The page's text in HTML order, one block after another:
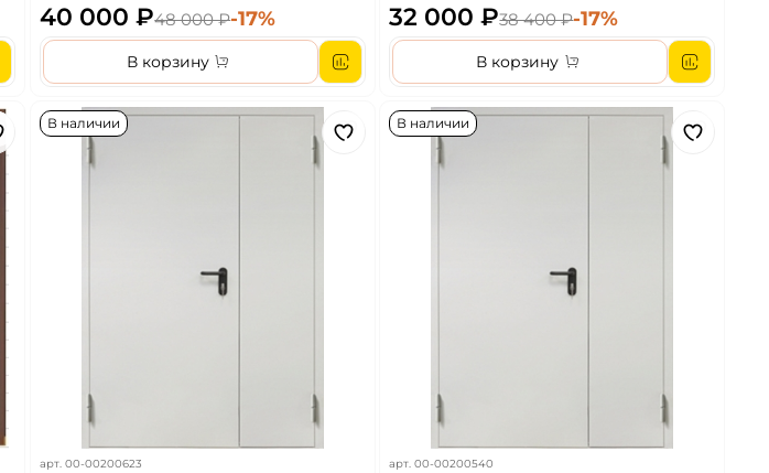
40 000 ₽48 000 ₽-17%
В корзину
Медь/Лиственница белая
32 000 ₽38 400 ₽-17%
В корзину
В наличии
арт.00-00200623
В наличии
арт.00-00200540